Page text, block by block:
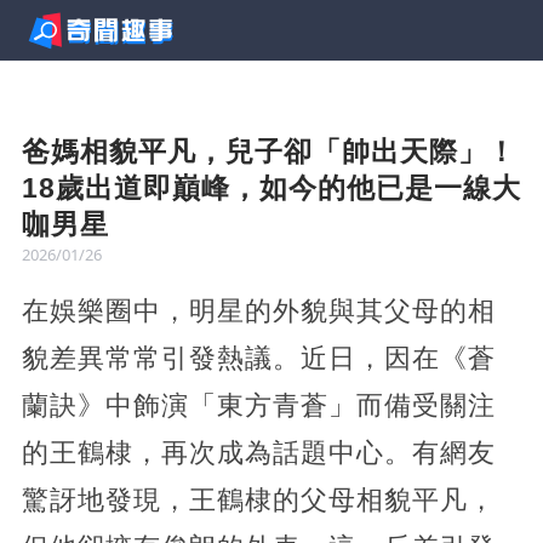
爸媽相貌平凡，兒子卻「帥出天際」！
18歲出道即巔峰，如今的他已是一線大
咖男星
2026/01/26
在娛樂圈中，明星的外貌與其父母的相
貌差異常常引發熱議。近日，因在《蒼
蘭訣》中飾演「東方青蒼」而備受關注
的王鶴棣，再次成為話題中心。有網友
驚訝地發現，王鶴棣的父母相貌平凡，